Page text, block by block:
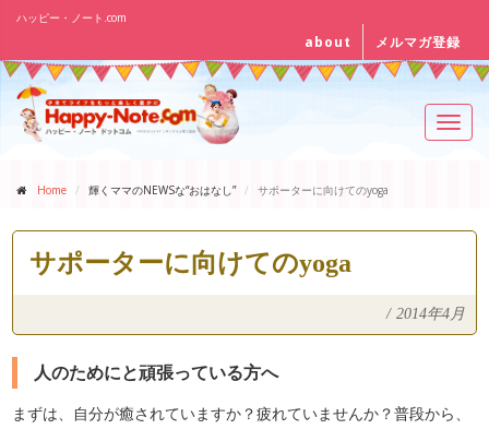
ハッピー・ノート.com
about メルマガ登録
Home 輝くママのNEWSな“おはなし” サポーターに向けてのyoga
サポーターに向けてのyoga
/ 2014年4月
人のためにと頑張っている方へ
まずは、自分が癒されていますか？疲れていませんか？普段から、